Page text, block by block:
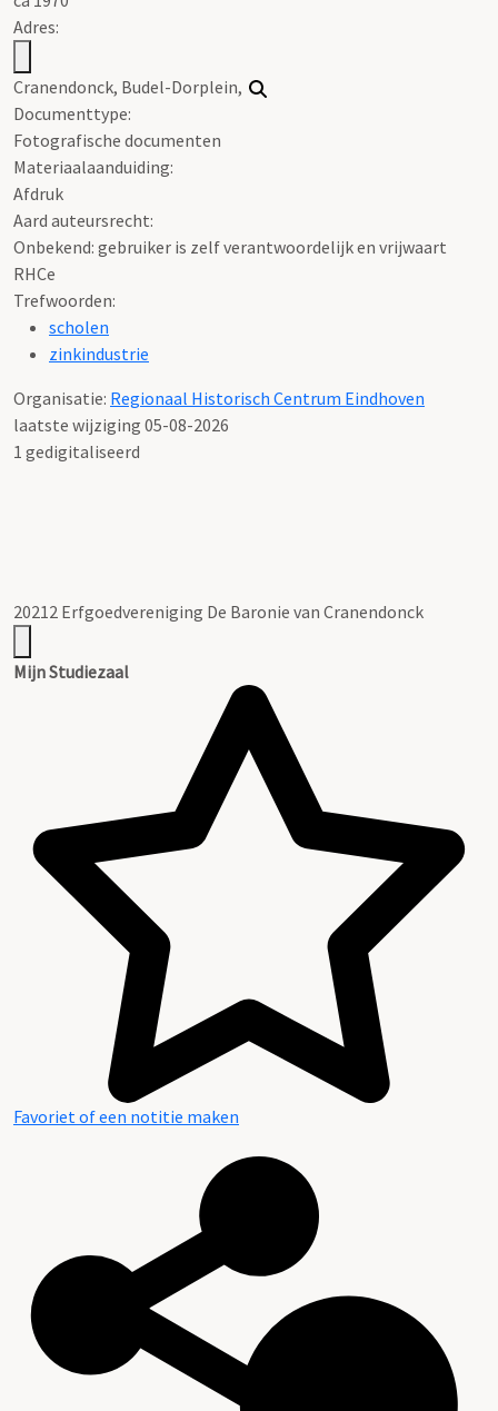
Adres:
Cranendonck, Budel-Dorplein,
Documenttype:
Fotografische documenten
Materiaalaanduiding:
Afdruk
Aard auteursrecht:
Onbekend: gebruiker is zelf verantwoordelijk en vrijwaart
RHCe
Trefwoorden:
scholen
zinkindustrie
Organisatie: Regionaal Historisch Centrum Eindhoven
laatste wijziging 05-08-2026
1 gedigitaliseerd
20212 Erfgoedvereniging De Baronie van Cranendonck
Mijn Studiezaal
Favoriet of een notitie maken